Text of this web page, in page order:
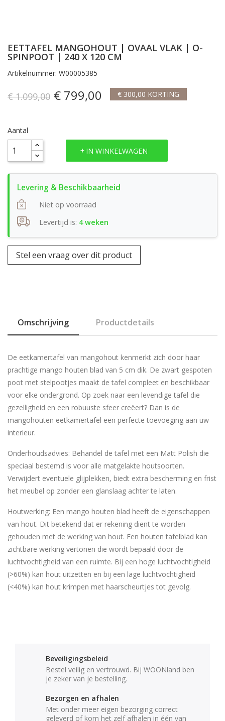
EETTAFEL MANGOHOUT | OVAAL VLAK | O-
SPINPOOT | 240 X 120 CM
Artikelnummer: W00005385
€ 1.099,00 € 799,00 € 300,00 KORTING
Aantal
IN WINKELWAGEN
Niet op voorraad
Levertijd is: 4 weken
Stel een vraag over dit product
Omschrijving Productdetails
De eetkamertafel van mangohout kenmerkt zich door haar
prachtige mango houten blad van 5 cm dik. De zwart gespoten
poot met stelpootjes maakt de tafel compleet en beschikbaar
voor elke ondergrond. Op zoek naar een levendige tafel die
gezelligheid en een robuuste sfeer creëert? Dan is de
mangohouten eetkamertafel een perfecte toevoeging aan uw
interieur.
Onderhoudsadvies: Behandel de tafel met een Matt Polish die
speciaal bestemd is voor alle matgelakte houtsoorten.
Verwijdert eventuele glijplekken, biedt extra bescherming en frist
het meubel op zonder een glanslaag achter te laten.
Houtwerking: Een mango houten blad heeft de eigenschappen
van hout. Dit betekend dat er rekening dient te worden
gehouden met de werking van hout. Een houten tafelblad kan
zichtbare werking vertonen die wordt bepaald door de
luchtvochtigheid van een ruimte. Bij een hoge luchtvochtigheid
(>60%) kan hout uitzetten en bij een lage luchtvochtigheid
(<40%) kan hout krimpen met haarscheurtjes tot gevolg.
Beveiligingsbeleid
Bestel veilig en vertrouwd. Bij WOONland ben
je zeker van je bestelling.
Bezorgen en afhalen
Met onder meer eigen bezorging correct
geleverd of kom het zelf afhalen in één van